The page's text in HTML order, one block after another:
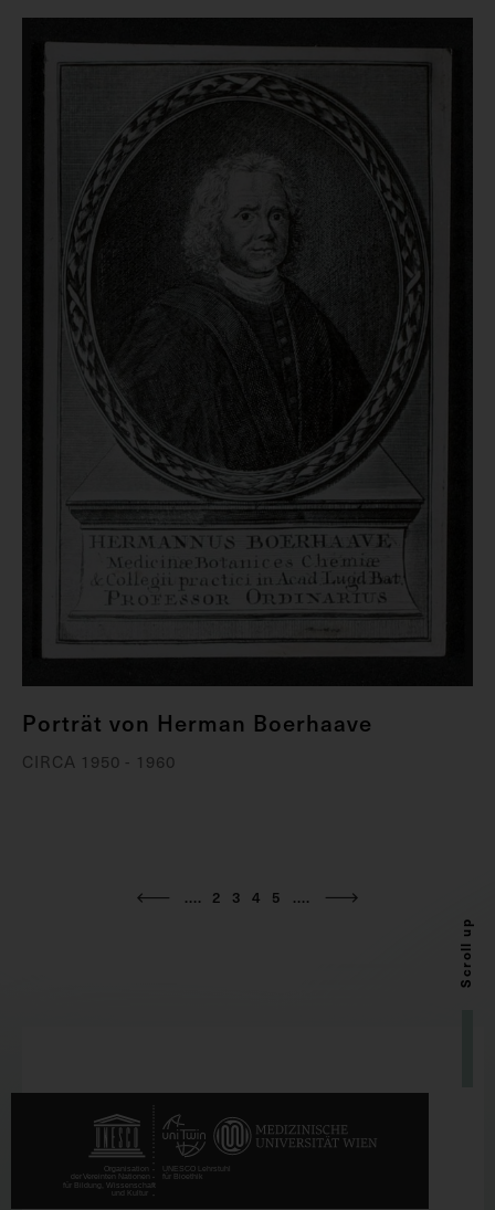
Porträt von Herman Boerhaave
CIRCA 1950 - 1960
.... 2 3 4 5 ....
Scroll up